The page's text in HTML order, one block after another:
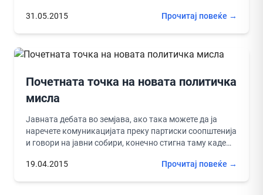
31.05.2015 Прочитај повеќе →
Почетната точка на новата политичка
мисла
Јавната дебата во земјава, ако така можете да ја
наречете комуникацијата преку партиски соопштенија
и говори на јавни собири, конечно стигна таму каде
19.04.2015
Прочитај повеќе →